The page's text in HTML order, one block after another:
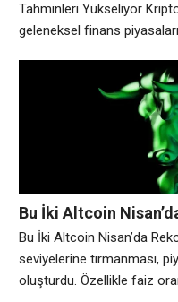
Tahminleri Yükseliyor
geleneksel finans
borsası arasındaki
önemli konuların başında
ile korelasyonunun %70
durum, piyasalardaki
Bu İki Altcoin
Bu İki Altcoin Nisan’da
seviyelerine tırmanması,
oluşturdu. Özellikle faiz